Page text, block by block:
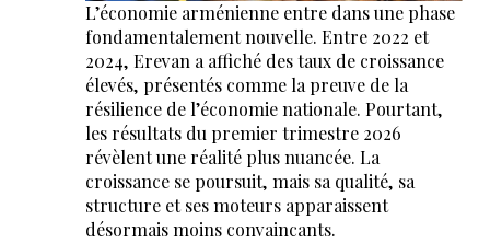
L’économie arménienne entre dans une phase
fondamentalement nouvelle. Entre 2022 et
2024, Erevan a affiché des taux de croissance
élevés, présentés comme la preuve de la
résilience de l’économie nationale. Pourtant,
les résultats du premier trimestre 2026
révèlent une réalité plus nuancée. La
croissance se poursuit, mais sa qualité, sa
structure et ses moteurs apparaissent
désormais moins convaincants.